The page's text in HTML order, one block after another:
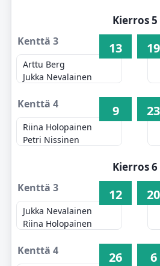
Kierros 5
Kenttä 3
Arttu Berg
Jukka Nevalainen
13 19
Kenttä 4
Riina Holopainen
Petri Nissinen
9 23
Kierros 6
Kenttä 3
Jukka Nevalainen
Riina Holopainen
12 20
Kenttä 4 26 6